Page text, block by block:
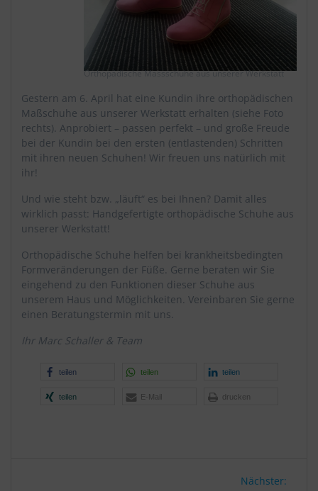
Orthopädische Massschuhe aus unserer Werkstatt
Gestern am 6. April hat eine Kundin ihre orthopädischen
Maßschuhe aus unserer Werkstatt erhalten (siehe Foto
rechts). Anprobiert – passen perfekt – und große Freude
bei der Kundin bei den ersten (entlastenden) Schritten
mit ihren neuen Schuhen! Wir freuen uns natürlich mit
ihr!
Und wie steht bzw. „läuft“ es bei Ihnen? Damit alles
wirklich passt: Handgefertigte orthopädische Schuhe aus
unserer Werkstatt!
Orthopädische Schuhe helfen bei krankheitsbedingten
Formveränderungen der Füße. Gerne beraten wir Sie
eingehend zu den Funktionen dieser Schuhe aus
unserem Haus und Möglichkeiten. Vereinbaren Sie gerne
einen Beratungstermin mit uns.
Ihr Marc Schaller & Team
teilen teilen teilen
teilen E-Mail drucken
Nächster: